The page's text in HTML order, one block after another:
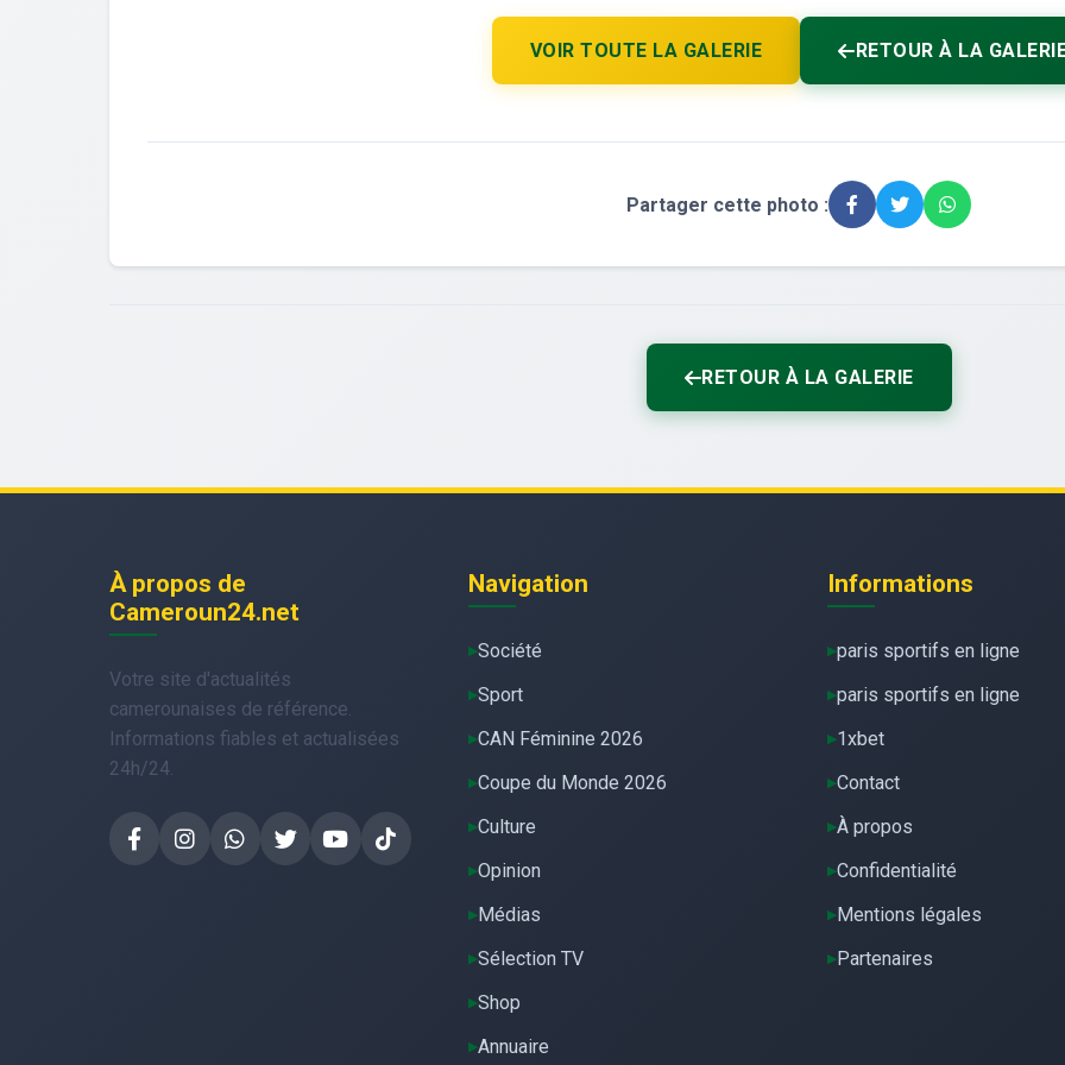
VOIR TOUTE LA GALERIE RETOUR À LA
Partager cette photo :
RETOUR À LA GALERIE
À propos de
Cameroun24.net
Votre site d'actualités
camerounaises de référence.
Informations fiables et actualisées
24h/24.
Navigation
Société
Sport
CAN Féminine 2026
Coupe du Monde 2026
Culture
Opinion
Médias
Sélection TV
Shop
Annuaire
Informations
paris sportifs en ligne
paris sportifs en ligne
1xbet
Contact
À propos
Confidentialité
Mentions légales
Partenaires